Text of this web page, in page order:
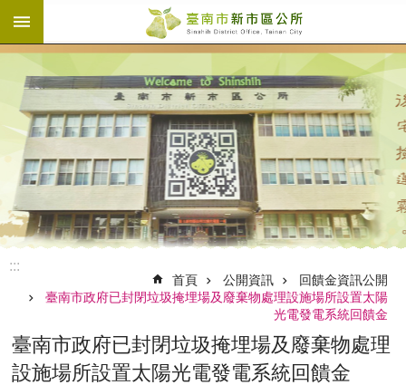
跳到主要內容區塊
:::
首頁 公開資訊
回饋金資訊公開
臺南市政府已封閉垃圾掩埋場及廢棄物處理設施場所設置太陽
光電發電系統回饋金
臺南市政府已封閉垃圾掩埋場及廢棄物處理
設施場所設置太陽光電發電系統回饋金